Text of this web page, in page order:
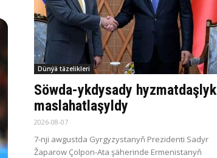
Dünýä täzelikleri
Söwda-ykdysady hyzmatdaşlyk
maslahatlaşyldy
2026-08-07
7-nji awgustda Gyrgyzystanyň Prezidenti Sadyr
Žaparow Çolpon-Ata şäherinde Ermenistanyň